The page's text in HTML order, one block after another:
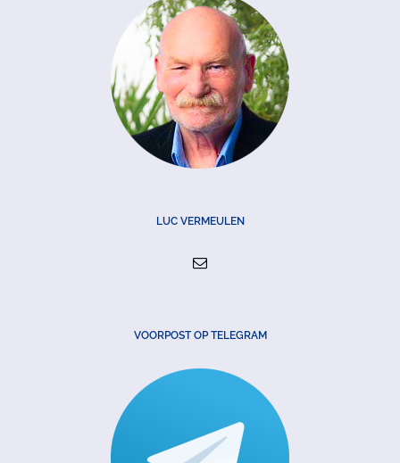
LUC VERMEULEN
VOORPOST OP TELEGRAM